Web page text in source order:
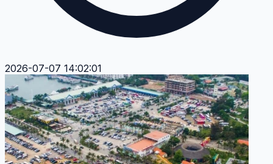
2026-07-07 14:02:01